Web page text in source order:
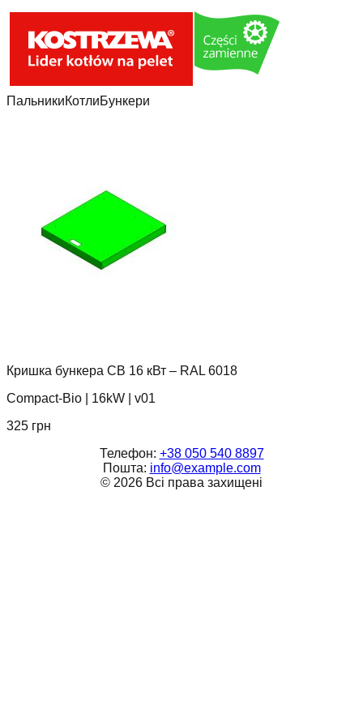
ПальникиКотлиБункери
Кришка бункера CB 16 кВт – RAL 6018
Compact-Bio
16kW
v01
325 грн
Телефон: +38 050 540 8897
Пошта: info@example.com
© 2026 Всі права захищені